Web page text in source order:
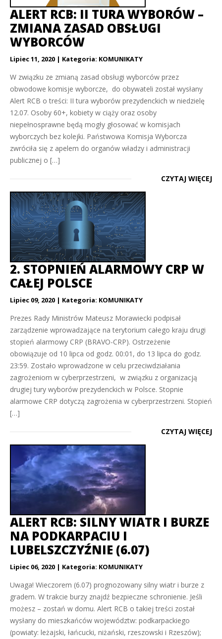
ALERT RCB: II TURA WYBORÓW –
ZMIANA ZASAD OBSŁUGI
WYBORCÓW
Lipiec 11, 2020 Kategoria: KOMUNIKATY
W związku ze zmianą zasad obsługi wyborców przez
obwodowe komisje wyborcze, do obywateli został wysłany
Alert RCB o treści: II tura wyborów prezydenckich w niedzielę
12.07. Osoby 60+, kobiety w ciąży oraz osoby
niepełnosprawne będą mogły głosować w komisjach
wyborczych bez kolejki. Państwowa Komisja Wyborcza
zwróciła się z apelem do organów władzy i administracji
publicznej o […]
CZYTAJ WIĘCEJ
2. STOPNIEŃ ALARMOWY CRP W
CAŁEJ POLSCE
Lipiec 09, 2020 Kategoria: KOMUNIKATY
Prezes Rady Ministrów Mateusz Morawiecki podpisał
zarządzenie wprowadzające na terytorium całego kraju drugi
stopień alarmowy CRP (BRAVO-CRP). Ostrzeżenie
obowiązuje od 10 lipca od godz. 00:01, do 13 lipca do godz.
23:59. Zostało wprowadzone w celu przeciwdziałania
zagrożeniom w cyberprzestrzeni, w związku z organizacją
drugiej tury wyborów prezydenckich w Polsce. Stopnie
alarmowe CRP dotyczą zagrożenia w cyberprzestrzeni. Stopień
[…]
CZYTAJ WIĘCEJ
ALERT RCB: SILNY WIATR I BURZE
NA PODKARPACIU I
LUBELSZCZYŹNIE (6.07)
Lipiec 06, 2020 Kategoria: KOMUNIKATY
Uwaga! Wieczorem (6.07) prognozowany silny wiatr i burze z
gradem. W trakcie burzy znajdź bezpieczne schronienie. Jeśli
możesz – zostań w domu. Alert RCB o takiej treści został
wysłany do mieszkańców województw: podkarpackiego
(powiaty: leżajski, łańcucki, niżański, rzeszowski i Rzeszów);